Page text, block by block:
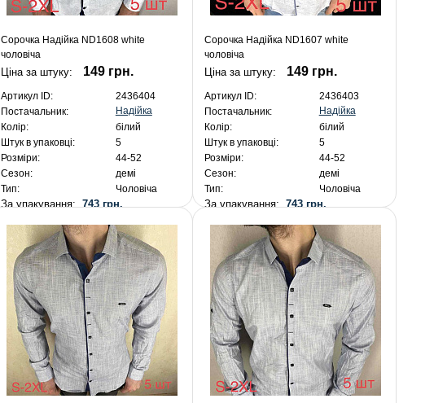
Сорочка Надійка ND1608 white
чоловіча
Ціна за штуку: 149 грн.
Артикул ID:
2436404
Постачальник:
Надійка
Колір:
білий
Штук в упаковці:
5
Розміри:
44-52
Сезон:
демі
Тип:
Чоловіча
За упакування: 743 грн.
Сорочка Надійка ND1607 white
чоловіча
Ціна за штуку: 149 грн.
Артикул ID:
2436403
Постачальник:
Надійка
Колір:
білий
Штук в упаковці:
5
Розміри:
44-52
Сезон:
демі
Тип:
Чоловіча
За упакування: 743 грн.